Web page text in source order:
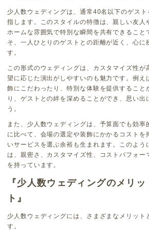
少人数ウェディングは、通常40名以下のゲス
指します。このスタイルの特徴は、親しい友人
ホームな雰囲気で特別な瞬間を共有できること
そ、一人ひとりのゲストとの距離が近く、心に
す。
この形式のウェディングは、カスタマイズ性が
望に応じた演出がしやすいのも魅力です。例え
飾にこだわったり、特別な体験を提供すること
り、ゲストとの絆を深めることができ、思い出
う。
また、少人数ウェディングは、予算面でも効率
に比べて、会場の選定や装飾にかかるコストを
いサービスを選ぶ余裕も生まれます。このよう
は、親密さ、カスタマイズ性、コストパフォー
を持っています。
『少人数ウェディングのメリ
ト』
少人数ウェディングには、さまざまなメリット
す。